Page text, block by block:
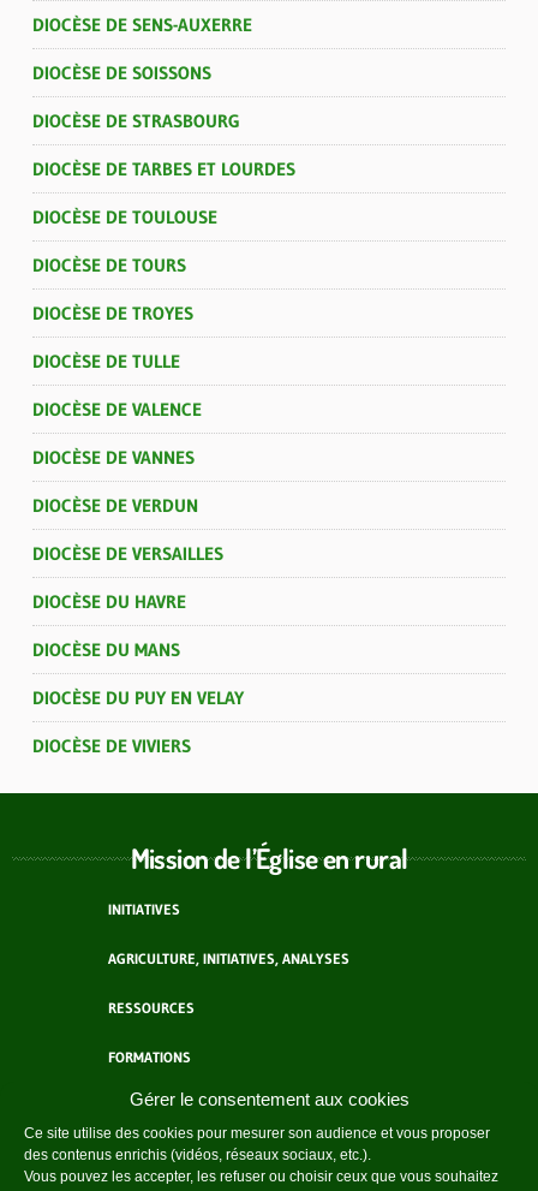
Gérer le consentement aux cookies
Ce site utilise des cookies pour mesurer son audience et vous proposer
des contenus enrichis (vidéos, réseaux sociaux, etc.).
Vous pouvez les accepter, les refuser ou choisir ceux que vous souhaitez
DIOCÈSE DE SENS-AUXERRE
DIOCÈSE DE SOISSONS
DIOCÈSE DE STRASBOURG
DIOCÈSE DE TARBES ET LOURDES
DIOCÈSE DE TOULOUSE
DIOCÈSE DE TOURS
DIOCÈSE DE TROYES
DIOCÈSE DE TULLE
DIOCÈSE DE VALENCE
DIOCÈSE DE VANNES
DIOCÈSE DE VERDUN
DIOCÈSE DE VERSAILLES
DIOCÈSE DU HAVRE
DIOCÈSE DU MANS
DIOCÈSE DU PUY EN VELAY
DIOCÈSE DE VIVIERS
Mission de l’Église en rural
INITIATIVES
AGRICULTURE, INITIATIVES, ANALYSES
RESSOURCES
FORMATIONS
ACTEURS
AGENDA